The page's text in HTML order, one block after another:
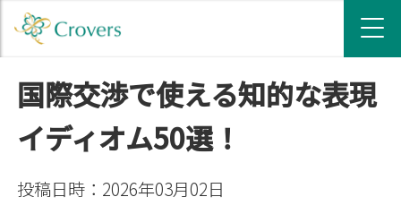
国際交渉で使える知的な表現
イディオム50選！
投稿日時：2026年03月02日